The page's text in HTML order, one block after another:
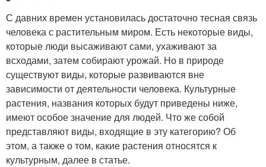
С давних времен установилась достаточно тесная связь
человека с растительным миром. Есть некоторые виды,
которые люди высаживают сами, ухаживают за
всходами, затем собирают урожай. Но в природе
существуют виды, которые развиваются вне
зависимости от деятельности человека. Культурные
растения, названия которых будут приведены ниже,
имеют особое значение для людей. Что же собой
представляют виды, входящие в эту категорию? Об
этом, а также о том, какие растения относятся к
культурным, далее в статье.